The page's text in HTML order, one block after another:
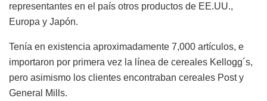
representantes en el país otros productos de EE.UU.,
Europa y Japón.
Tenía en existencia aproximadamente 7,000 artículos, e
importaron por primera vez la línea de cereales Kellogg´s,
pero asimismo los clientes encontraban cereales Post y
General Mills.